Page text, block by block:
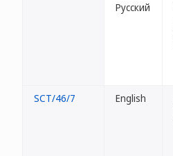
Русский
SCT/46/7 English